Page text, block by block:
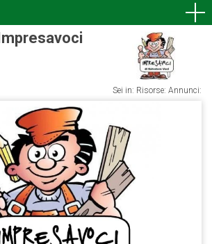
Sei in: Risorse: Annunci: